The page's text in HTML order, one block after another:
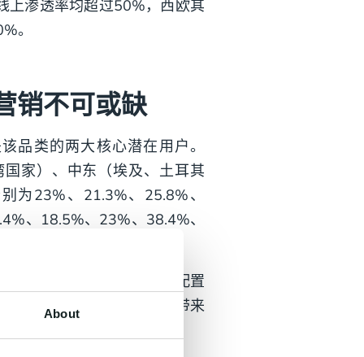
About
上渗透率均超过50%，西欧其
。
销不可或缺
品类的两大核心潜在用户。
家）、中东（埃及、土耳其
为23%、21.3%、25.8%、
、18.5%、23%、38.4%、
质量（82%）、性能及配置
明星代言为消费电子产品带来